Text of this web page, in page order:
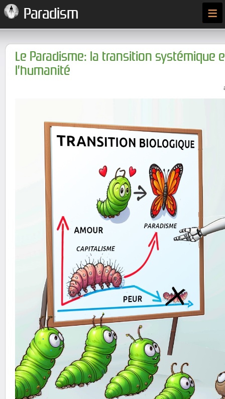
Paradism ≡
Le Paradisme: la transition systémique
l’humanité